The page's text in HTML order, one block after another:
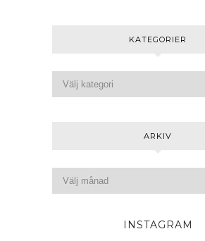
KATEGORIER
ARKIV
INSTAGRAM